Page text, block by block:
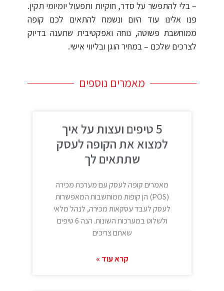
– בלי להתפשר על סדר, חוקיות ותפעול יומיומי תקין.
פנו אלינו עוד היום ונשמח להתאים לכם קופה
ממוחשבת פשוטה, נוחה ואפקטיבית שתענה בדיוק
לצרכים שלכם – במחיר הוגן ובליווי אישי.
מאמרים נוספים
5 טיפים ועצות על איך
למצוא את הקופה לעסק
שתתאים לך
מאמרים קופה לעסק עם מערכת מכירה
(POS) הן קופות ממוחשבות המאפשרות
לעסק לעבד עסקאות מכירה, לנהל מלאי
ולשלוט במערכות השונות. הנה 6 טיפים
שאתם צריכים
קרא עוד »